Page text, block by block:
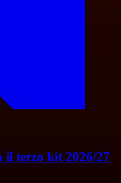
il terzo kit 2026/27